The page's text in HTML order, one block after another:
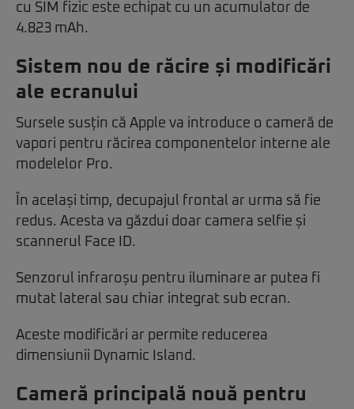
cu SIM fizic este echipat cu un acumulator de
4.823 mAh.
Sistem nou de răcire și modificări
ale ecranului
Sursele susțin că Apple va introduce o cameră de
vapori pentru răcirea componentelor interne ale
modelelor Pro.
În același timp, decupajul frontal ar urma să fie
redus. Acesta va găzdui doar camera selfie și
scannerul Face ID.
Senzorul infraroșu pentru iluminare ar putea fi
mutat lateral sau chiar integrat sub ecran.
Aceste modificări ar permite reducerea
dimensiunii Dynamic Island.
Cameră principală nouă pentru